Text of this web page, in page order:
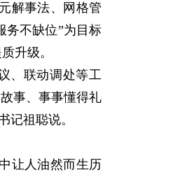
解事法、网格管
务不缺位”为目标
升级。
、联动调处等工
事、事事懂得礼
记祖聪说。
让人油然而生历